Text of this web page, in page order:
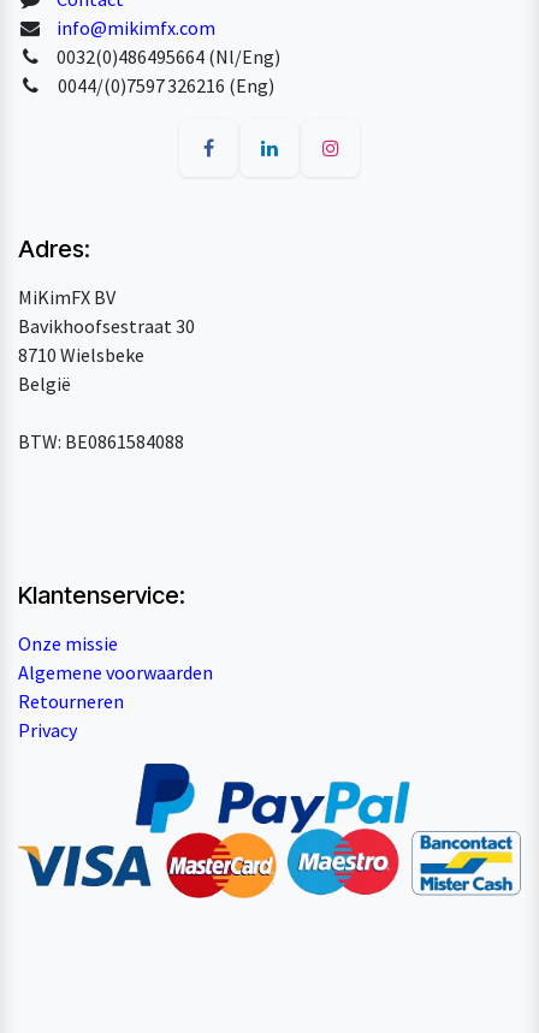
info@mikimfx.com
0032(0)486495664 (Nl/Eng)
0044/(0)7597 326216 (Eng)
Adres:
MiKimFX BV
Bavikhoofsestraat 30
8710 Wielsbeke
België
BTW: BE0861584088
Klantenservice:
Onze missie
Algemene voorwaarden
Retourneren
Privacy